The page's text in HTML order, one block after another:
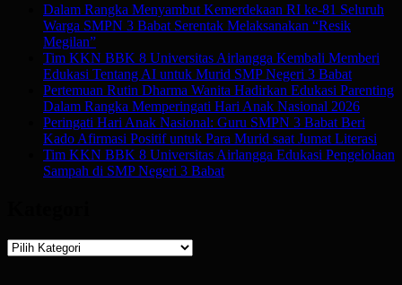
Dalam Rangka Menyambut Kemerdekaan RI ke-81 Seluruh
Warga SMPN 3 Babat Serentak Melaksanakan “Resik
Megilan”
Tim KKN BBK 8 Universitas Airlangga Kembali Memberi
Edukasi Tentang AI untuk Murid SMP Negeri 3 Babat
Pertemuan Rutin Dharma Wanita Hadirkan Edukasi Parenting
Dalam Rangka Memperingati Hari Anak Nasional 2026
Peringati Hari Anak Nasional: Guru SMPN 3 Babat Beri
Kado Afirmasi Positif untuk Para Murid saat Jumat Literasi
Tim KKN BBK 8 Universitas Airlangga Edukasi Pengelolaan
Sampah di SMP Negeri 3 Babat
Kategori